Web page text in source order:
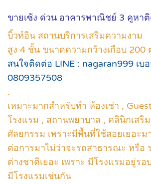
ขายเซ้ง ด่วน อาคารพาณิชย์ 3 คูหา
บิ้วท์อิน สถานบริการเสริมความงาม
สูง 4 ชั้น ขนาดความกว้างเกือบ 200
สนใจติดต่อ LINE : nagaran999 เบ
0809357508
.
เหมาะมากสำหรับทำ ห้องเช่า ,
โรงแรม , สถานพยาบาล , คลินิกเสริ
ศัลยกรรม เพราะมีพื้นที่ใช้สอยเยอะม
ต่อการมาไม่ว่าจะรถสาธารณะ หรือ
ต่างชาติเยอะ เพราะ มีโรงแรมอยู่ร
มีโรงแรมเช่นกัน